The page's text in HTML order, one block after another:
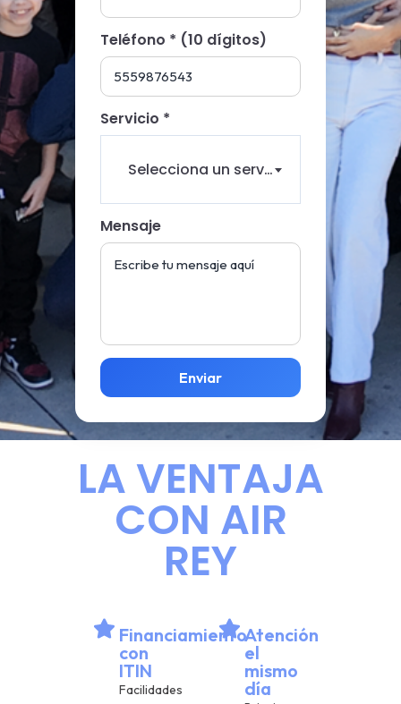
Teléfono * (10 dígitos)
Servicio *
Selecciona un servicio
Mensaje
Enviar
LA VENTAJA
CON AIR
REY
Financiamiento
con
ITIN
Facilidades
Atención
el
mismo
día